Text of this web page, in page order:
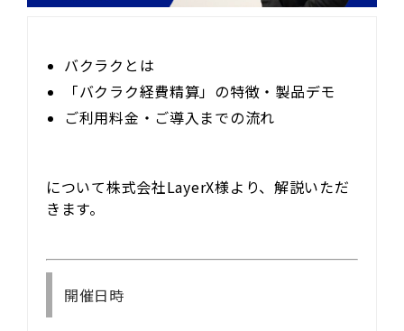
バクラクとは
「バクラク経費精算」の特徴・製品デモ
ご利用料金・ご導入までの流れ
について株式会社LayerX様より、解説いただ
きます。
開催日時